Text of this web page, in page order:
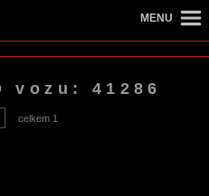
vozu: 41286
celkem 1
MENU